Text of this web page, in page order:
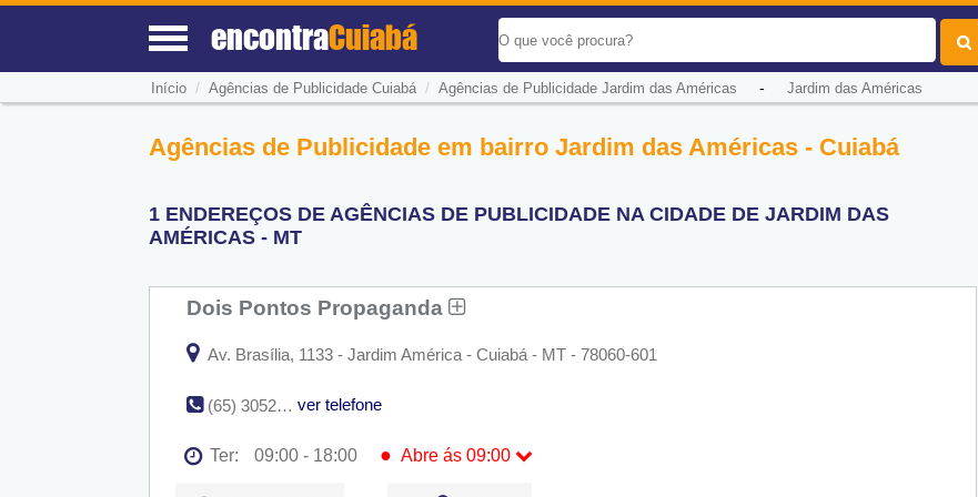
encontraCuiabá
Início / Agências de Publicidade Cuiabá/ Agências de Publicidade Jardim das Américas - Jardim das Américas
Agências de Publicidade em bairro Jardim das Américas - Cuiabá
1 ENDEREÇOS DE AGÊNCIAS DE PUBLICIDADE NA CIDADE DE JARDIM DAS
AMÉRICAS - MT
Dois Pontos Propaganda
Av. Brasília, 1133 - Jardim América - Cuiabá - MT - 78060-601
(65) 3052-2713 ver telefone
Ter: 09:00 - 18:00 ● Abre ás 09:00
Seg: